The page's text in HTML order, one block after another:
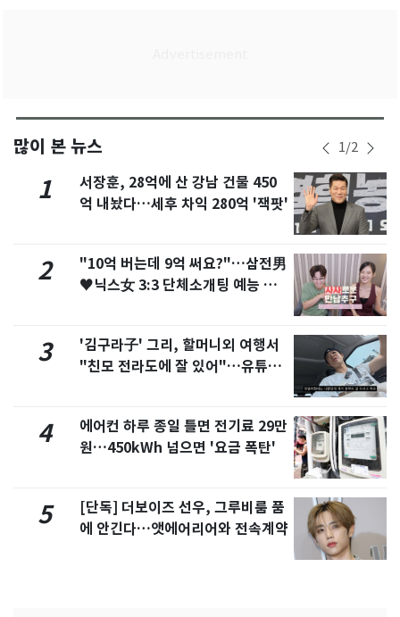
많이 본 뉴스 1/2
1
서장훈, 28억에 산 강남 건물 450
억 내놨다…세후 차익 280억 '잭팟'
2
"10억 버는데 9억 써요?"…삼전男
♥닉스女 3:3 단체소개팅 예능 화
3
'김구라子' 그리, 할머니외 여행서
"친모 전라도에 잘 있어"…유튜브
4
에어컨 하루 종일 틀면 전기료 29만
원…450kWh 넘으면 '요금 폭탄'
5
[단독] 더보이즈 선우, 그루비룸 품
에 안긴다…앳에어리어와 전속계약